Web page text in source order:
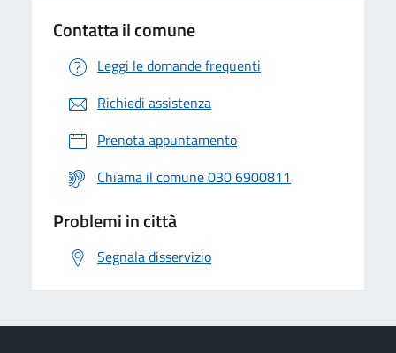
Contatta il comune
Leggi le domande frequenti
Richiedi assistenza
Prenota appuntamento
Chiama il comune 030 6900811
Problemi in città
Segnala disservizio